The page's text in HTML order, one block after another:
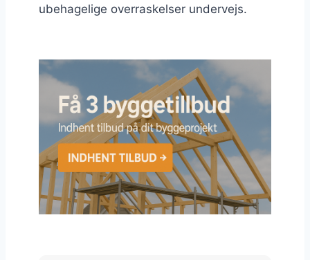
ubehagelige overraskelser undervejs.